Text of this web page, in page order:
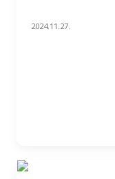
2024.11.27.